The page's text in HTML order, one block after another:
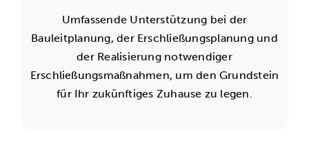
Umfassende Unterstützung bei der
Bauleitplanung, der Erschließungsplanung und
der Realisierung notwendiger
Erschließungsmaßnahmen, um den Grundstein
für Ihr zukünftiges Zuhause zu legen.